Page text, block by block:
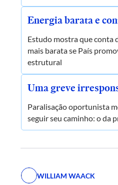
Energia barata e
Estudo mostra que conta
mais barata se País
estrutural
Uma greve
Paralisação oportunista
seguir seu caminho: o da
WILLIAM WAACK